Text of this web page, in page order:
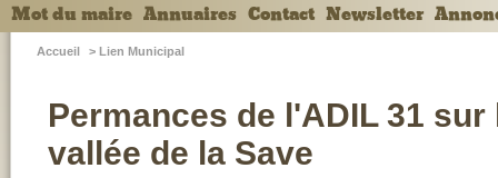
Mot du maire Annuaires Contact Newsletter
Accueil > Lien Municipal
Permances de l'ADIL 31
vallée de la Save